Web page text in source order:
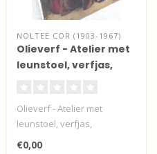
NOLTEE COR (1903-1967)
Olieverf - Atelier met
leunstoel, verfjas,
Olieverf - Atelier met
leunstoel, verfjas,
pantoffels en petje...
€0,00